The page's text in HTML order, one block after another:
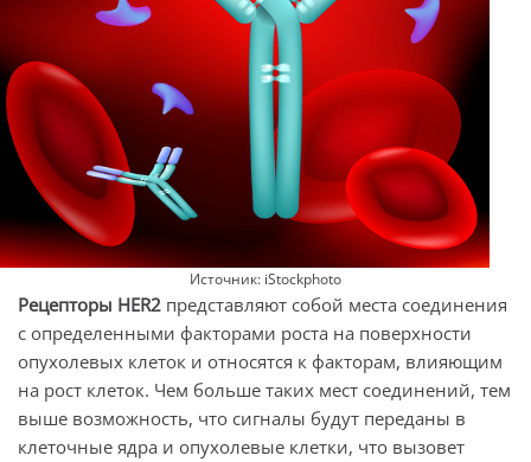
Источник: iStockphoto
Рецепторы HER2 представляют собой места соединения
с определенными факторами роста на поверхности
опухолевых клеток и относятся к факторам, влияющим
на рост клеток. Чем больше таких мест соединений, тем
выше возможность, что сигналы будут переданы в
клеточные ядра и опухолевые клетки, что вызовет